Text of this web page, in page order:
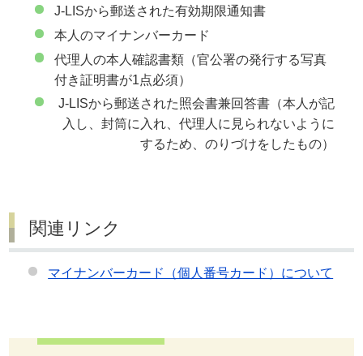
J-LISから郵送された有効期限通知書
本人のマイナンバーカード
代理人の本人確認書類（官公署の発行する写真
付き証明書が1点必須）
J-LISから郵送された照会書兼回答書（本人が記
入し、封筒に入れ、代理人に見られないように
するため、のりづけをしたもの）
関連リンク
マイナンバーカード（個人番号カード）について